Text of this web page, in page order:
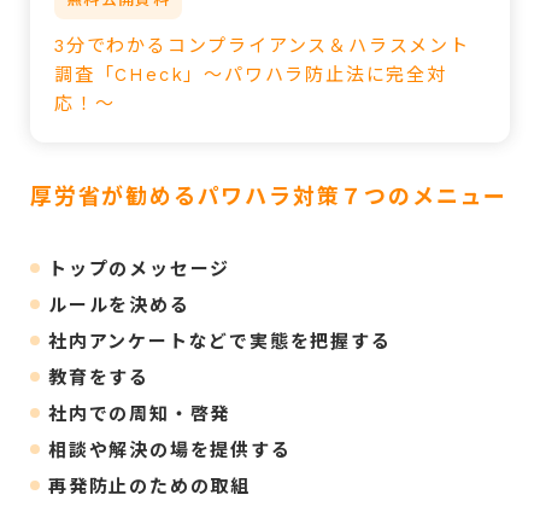
3分でわかるコンプライアンス＆ハラスメント
調査「CHeck」～パワハラ防止法に完全対
応！～
厚労省が勧めるパワハラ対策７つのメニュー
トップのメッセージ
ルールを決める
社内アンケートなどで実態を把握する
教育をする
社内での周知・啓発
相談や解決の場を提供する
再発防止のための取組